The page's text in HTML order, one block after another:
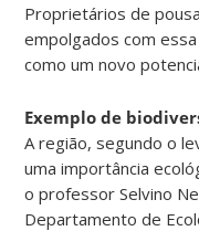
Proprietários de
empolgados com
como um novo
Exemplo de
A região, segundo o
uma importância
o professor Selvino
Departamento de